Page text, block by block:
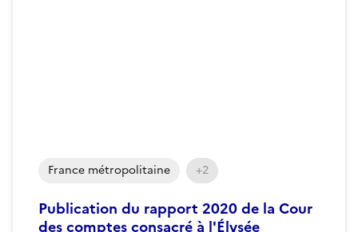
Publication du rapport 2020 de la Cour
des comptes consacré à l'Élysée
France métropolitaine +2